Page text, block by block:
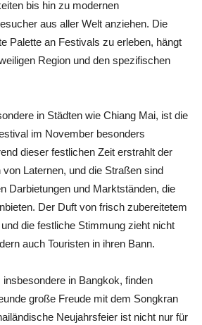
bis hin zu modernen
aus aller Welt anziehen. Die
Palette an Festivals zu erleben, hängt
Region und den spezifischen
in Städten wie Chiang Mai, ist die
im November besonders
dieser festlichen Zeit erstrahlt der
Laternen, und die Straßen sind
Darbietungen und Marktständen, die
Der Duft von frisch zubereitetem
die festliche Stimmung zieht nicht
auch Touristen in ihren Bann.
in Bangkok, finden
große Freude mit dem Songkran
Neujahrsfeier ist nicht nur für